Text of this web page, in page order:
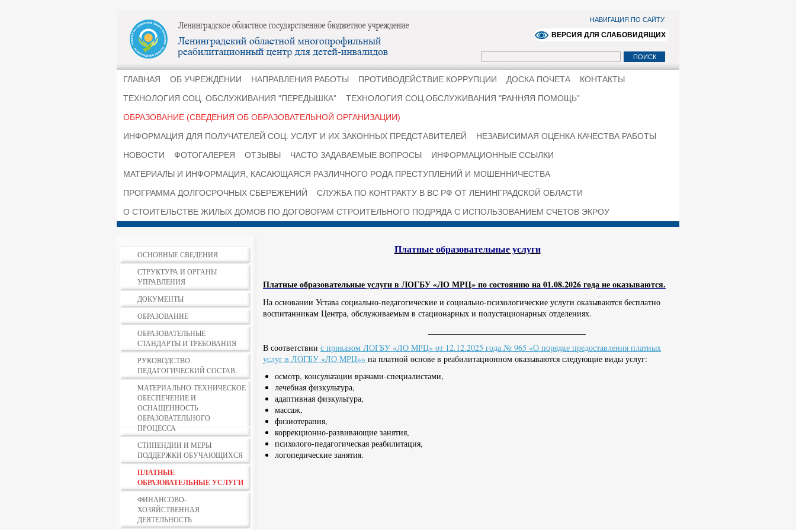
НАВИГАЦИЯ ПО САЙТУ
ВЕРСИЯ ДЛЯ СЛАБОВИДЯЩИХ
ГЛАВНАЯ ОБ УЧРЕЖДЕНИИ НАПРАВЛЕНИЯ РАБОТЫ ПРОТИВОДЕЙСТВИЕ КОРРУПЦИИ ДОСКА ПОЧЕТА
КОНТАКТЫ
ТЕХНОЛОГИЯ СОЦ. ОБСЛУЖИВАНИЯ "ПЕРЕДЫШКА"
ТЕХНОЛОГИЯ СОЦ.ОБСЛУЖИВАНИЯ "РАННЯЯ ПОМОЩЬ"
ОБРАЗОВАНИЕ (СВЕДЕНИЯ ОБ ОБРАЗОВАТЕЛЬНОЙ ОРГАНИЗАЦИИ)
ИНФОРМАЦИЯ ДЛЯ ПОЛУЧАТЕЛЕЙ СОЦ. УСЛУГ И ИХ ЗАКОННЫХ ПРЕДСТАВИТЕЛЕЙ
НЕЗАВИСИМАЯ ОЦЕНКА КАЧЕСТВА РАБОТЫ
НОВОСТИ
ФОТОГАЛЕРЕЯ ОТЗЫВЫ ЧАСТО ЗАДАВАЕМЫЕ ВОПРОСЫ
ИНФОРМАЦИОННЫЕ ССЫЛКИ
МАТЕРИАЛЫ И ИНФОРМАЦИЯ, КАСАЮЩАЯСЯ РАЗЛИЧНОГО РОДА ПРЕСТУПЛЕНИЙ И МОШЕННИЧЕСТВА
ПРОГРАММА ДОЛГОСРОЧНЫХ СБЕРЕЖЕНИЙ
СЛУЖБА ПО КОНТРАКТУ В ВС РФ ОТ ЛЕНИНГРАДСКОЙ ОБЛАСТИ
О СТОИТЕЛЬСТВЕ ЖИЛЫХ ДОМОВ ПО ДОГОВОРАМ СТРОИТЕЛЬНОГО ПОДРЯДА С ИСПОЛЬЗОВАНИЕМ СЧЕТОВ ЭКРОУ
ОСНОВНЫЕ СВЕДЕНИЯ
СТРУКТУРА И ОРГАНЫ
УПРАВЛЕНИЯ
ДОКУМЕНТЫ
ОБРАЗОВАНИЕ
ОБРАЗОВАТЕЛЬНЫЕ
СТАНДАРТЫ И ТРЕБОВАНИЯ
РУКОВОДСТВО.
ПЕДАГОГИЧЕСКИЙ СОСТАВ.
МАТЕРИАЛЬНО-ТЕХНИЧЕСКОЕ
ОБЕСПЕЧЕНИЕ И
ОСНАЩЕННОСТЬ
ОБРАЗОВАТЕЛЬНОГО
ПРОЦЕССА
СТИПЕНДИИ И МЕРЫ
ПОДДЕРЖКИ ОБУЧАЮЩИХСЯ
ПЛАТНЫЕ
ОБРАЗОВАТЕЛЬНЫЕ УСЛУГИ
ФИНАНСОВО-
ХОЗЯЙСТВЕННАЯ
ДЕЯТЕЛЬНОСТЬ
Платные образовательные услуги
Платные образовательные услуги в ЛОГБУ «ЛО МРЦ» по состоянию на 01.08.2026 года не оказываются.
На основании Устава социально-педагогические и социально-психологические услуги оказываются бесплатно
воспитанникам Центра, обслуживаемым в стационарных и полустационарных отделениях.
В соответствии с приказом ЛОГБУ «ЛО МРЦ» от 12.12.2025 года № 965 «О порядке предоставления платных
услуг в ЛОГБУ «ЛО МРЦ»» на платной основе в реабилитационном оказываются следующие виды услуг:
осмотр, консультации врачами-специалистами,
лечебная физкультура,
адаптивная физкультура,
массаж,
физиотерапия,
коррекционно-развивающие занятия,
психолого-педагогическая реабилитация,
логопедические занятия.